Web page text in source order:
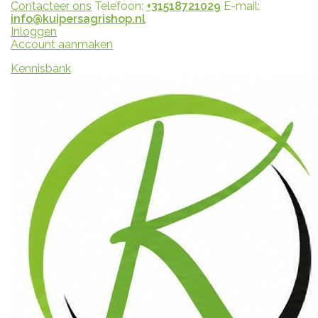
Contacteer ons Telefoon: +31518721029 E-mail:
info@kuipersagrishop.nl
Inloggen
Account aanmaken
Kennisbank